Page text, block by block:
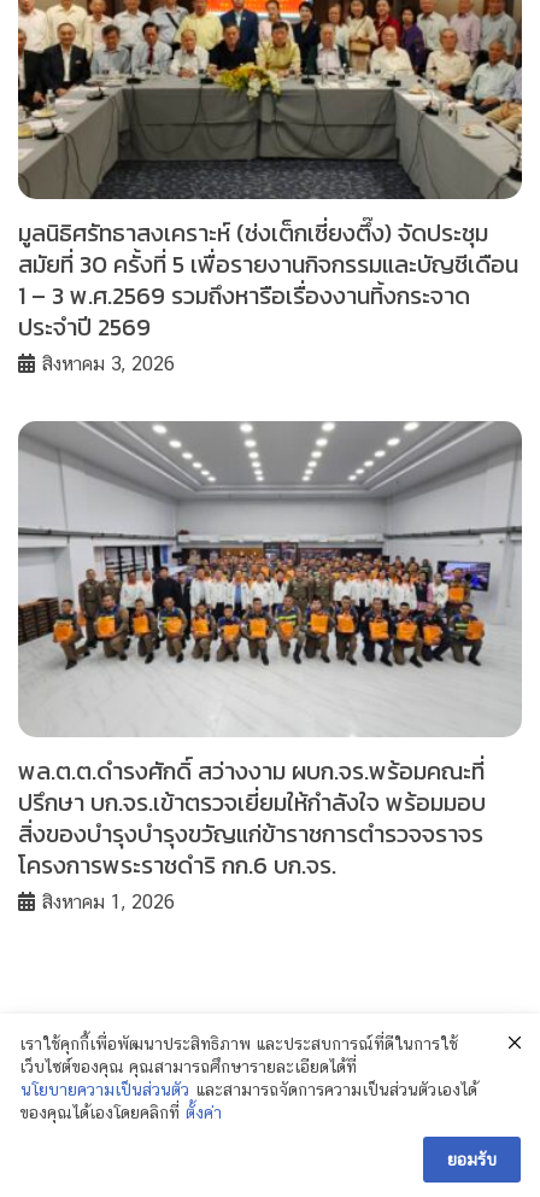
มูลนิธิศรัทธาสงเคราะห์ (ช่งเต็กเซี่ยงตึ๊ง) จัดประชุม
สมัยที่ 30 ครั้งที่ 5 เพื่อรายงานกิจกรรมและบัญชีเดือน
1 – 3 พ.ศ.2569 รวมถึงหารือเรื่องงานทิ้งกระจาด
ประจำปี 2569
สิงหาคม 3, 2026
พล.ต.ต.ดำรงศักดิ์ สว่างงาม ผบก.จร.พร้อมคณะที่
ปรึกษา บก.จร.เข้าตรวจเยี่ยมให้กำลังใจ พร้อมมอบ
สิ่งของบำรุงบำรุงขวัญแก่ข้าราชการตำรวจจราจร
โครงการพระราชดำริ กก.6 บก.จร.
สิงหาคม 1, 2026
© 2018 Policenewsformass.com. All Rights
เราใช้คุกกี้เพื่อพัฒนาประสิทธิภาพ และประสบการณ์ที่ดีในการใช้
เว็บไซต์ของคุณ คุณสามารถศึกษารายละเอียดได้ที่
นโยบายความเป็นส่วนตัว และสามารถจัดการความเป็นส่วนตัวเองได้
ของคุณได้เองโดยคลิกที่ ตั้งค่า
ยอมรับ